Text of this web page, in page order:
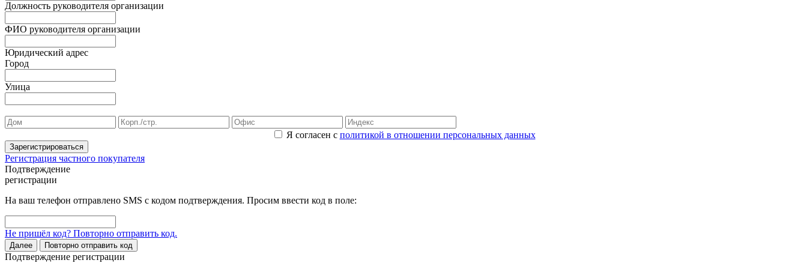
Должность руководителя организации
ФИО руководителя организации
Юридический адрес
Город
Улица
Я согласен с политикой в отношении персональных данных
Зарегистрироваться
Регистрация частного покупателя
Подтверждение
регистрации
На ваш телефон отправлено SMS с кодом подтверждения. Просим ввести код в поле:
Не пришёл код? Повторно отправить код.
Далее Повторно отправить код
Подтверждение регистрации